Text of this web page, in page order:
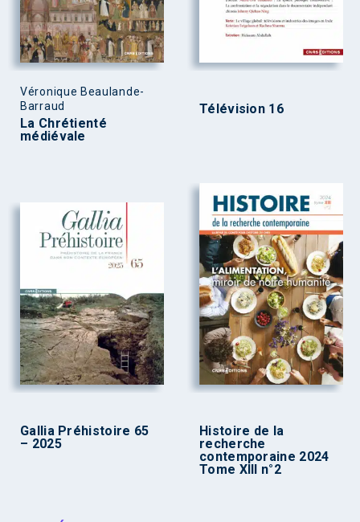
Véronique Beaulande-
Barraud
La Chrétienté
médiévale
Télévision 16
Gallia Préhistoire 65
– 2025
Histoire de la
recherche
contemporaine 2024
Tome XIII n°2